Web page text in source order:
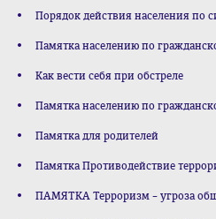
Порядок действия населения по
Памятка населению по
Как вести себя при обстреле
Памятка населению по
Памятка для родителей
Памятка Противодействие
ПАМЯТКА Терроризм – угроза